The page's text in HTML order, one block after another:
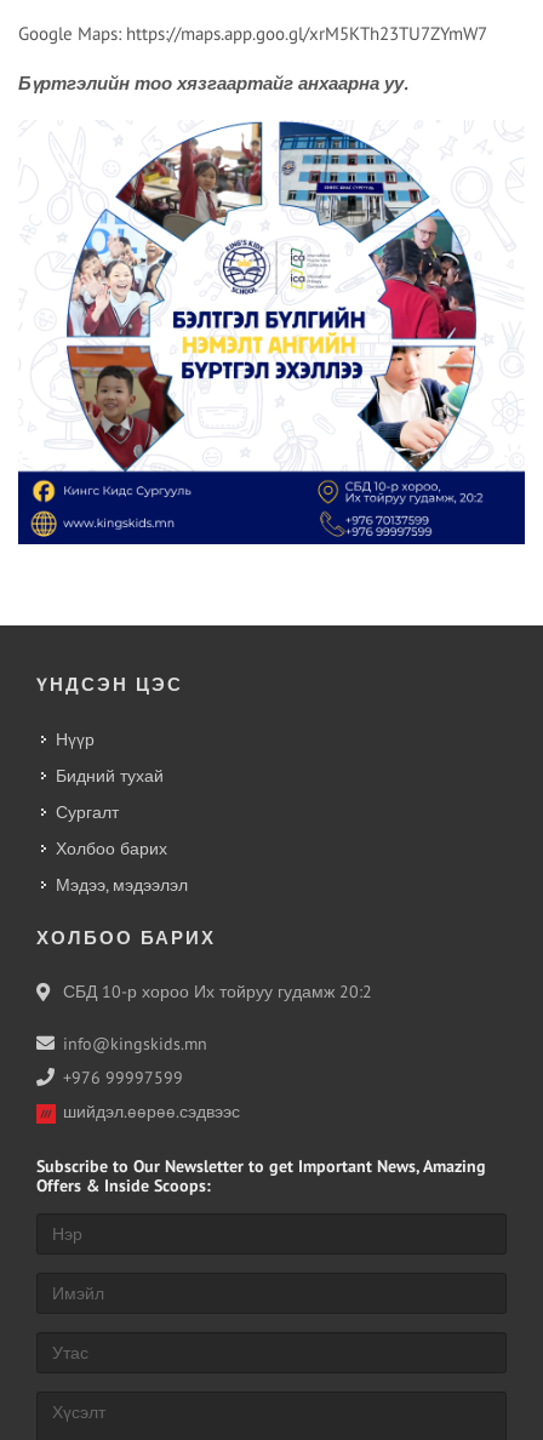
Google Maps: https://maps.app.goo.gl/xrM5KTh23TU7ZYmW7
Бүртгэлийн тоо хязгаартайг анхаарна уу.
ҮНДСЭН ЦЭС
Нүүр
Бидний тухай
Сургалт
Холбоо барих
Мэдээ, мэдээлэл
ХОЛБОО БАРИХ
СБД 10-р хороо Их тойруу гудамж 20:2
info@kingskids.mn
+976 99997599
шийдэл.өөрөө.сэдвээс
Subscribe to Our Newsletter to get Important News, Amazing
Offers & Inside Scoops: